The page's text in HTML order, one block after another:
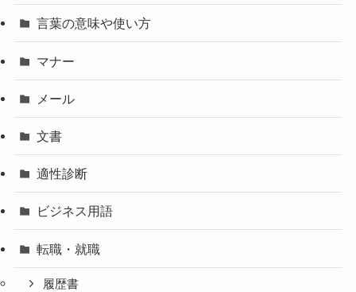
言葉の意味や使い方
マナー
メール
文書
適性診断
ビジネス用語
転職・就職
履歴書